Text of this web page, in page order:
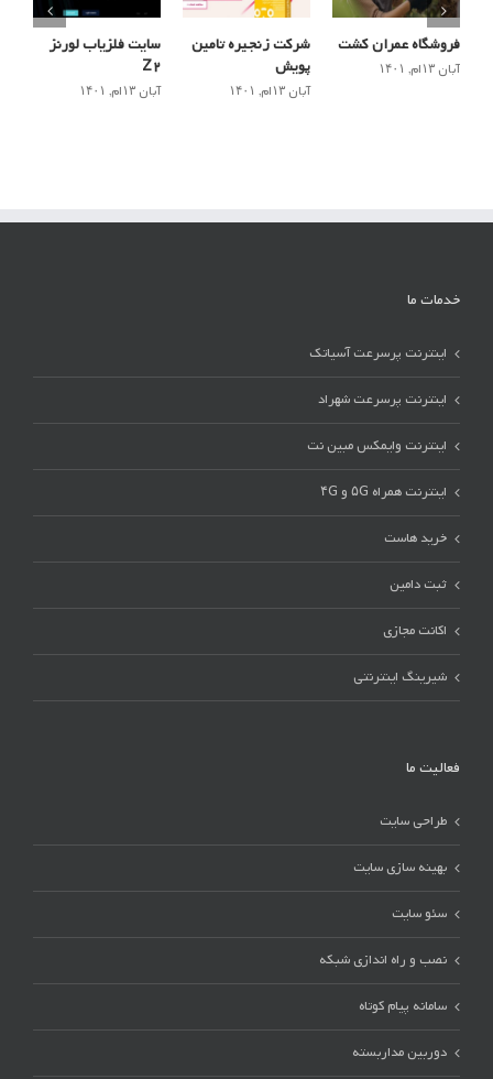
سایت فلزیاب لورنز
Z2
آبان ۱۳ام, ۱۴۰۱
شرکت زنجیره تامین
پویش
آبان ۱۳ام, ۱۴۰۱
فروشگاه عمران کشت
آبان ۱۳ام, ۱۴۰۱
خدمات ما
اینترنت پرسرعت آسیاتک
اینترنت پرسرعت شهراد
اینترنت وایمکس مبین نت
اینترنت همراه ۵G و ۴G
خرید هاست
ثبت دامین
اکانت مجازی
شیرینگ اینترنتی
فعالیت ما
طراحی سایت
بهینه سازی سایت
سئو سایت
نصب و راه اندازی شبکه
سامانه پیام کوتاه
دوربین مداربسته